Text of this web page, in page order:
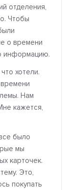
отделения,
Чтобы
о времени
информацию.
хотели.
Нам
кажется,
было
мы
карточек.
Это,
покупать